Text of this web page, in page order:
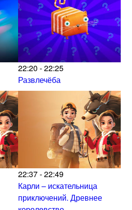
22:20 - 22:25
Развлечёба
22:37 - 22:49
Карли – искательница
приключений. Древнее